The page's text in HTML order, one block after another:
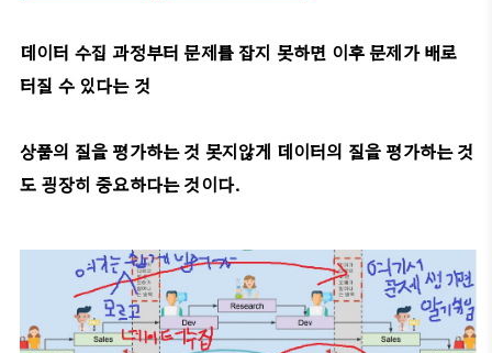
데이터 수집 과정부터 문제를 잡지 못하면 이후 문제가 배로
터질 수 있다는 것
상품의 질을 평가하는 것 못지않게 데이터의 질을 평가하는 것
도 굉장히 중요하다는 것이다.